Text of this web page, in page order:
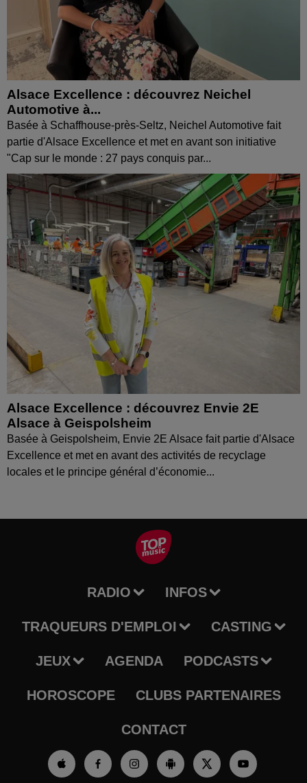
Alsace Excellence : découvrez Neichel
Automotive à...
Basée à Schaffhouse-près-Seltz, Neichel Automotive fait
partie d'Alsace Excellence et met en avant son initiative
"Cap sur le monde : 27 pays conquis par...
Alsace Excellence : découvrez Envie 2E
Alsace à Geispolsheim
Basée à Geispolsheim, Envie 2E Alsace fait partie d'Alsace
Excellence et met en avant des activités de recyclage
locales et le principe général d’économie...
RADIO INFOS
TRAQUEURS D'EMPLOI CASTING
JEUX AGENDA PODCASTS
HOROSCOPE CLUBS PARTENAIRES
CONTACT